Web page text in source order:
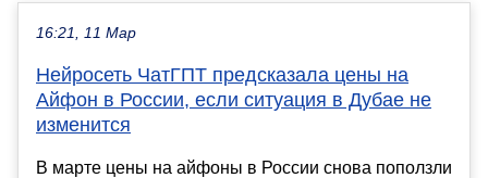
16:21, 11 Мар
Нейросеть ЧатГПТ предсказала цены на
Айфон в России, если ситуация в Дубае не
изменится
В марте цены на айфоны в России снова поползли